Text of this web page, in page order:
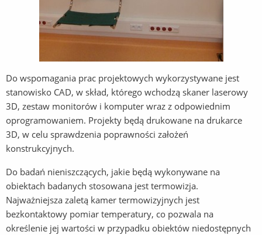
Do wspomagania prac projektowych wykorzystywane jest
stanowisko CAD, w skład, którego wchodzą skaner laserowy
3D, zestaw monitorów i komputer wraz z odpowiednim
oprogramowaniem. Projekty będą drukowane na drukarce
3D, w celu sprawdzenia poprawności założeń
konstrukcyjnych.
Do badań nieniszczących, jakie będą wykonywane na
obiektach badanych stosowana jest termowizja.
Najważniejsza zaletą kamer termowizyjnych jest
bezkontaktowy pomiar temperatury, co pozwala na
określenie jej wartości w przypadku obiektów niedostępnych